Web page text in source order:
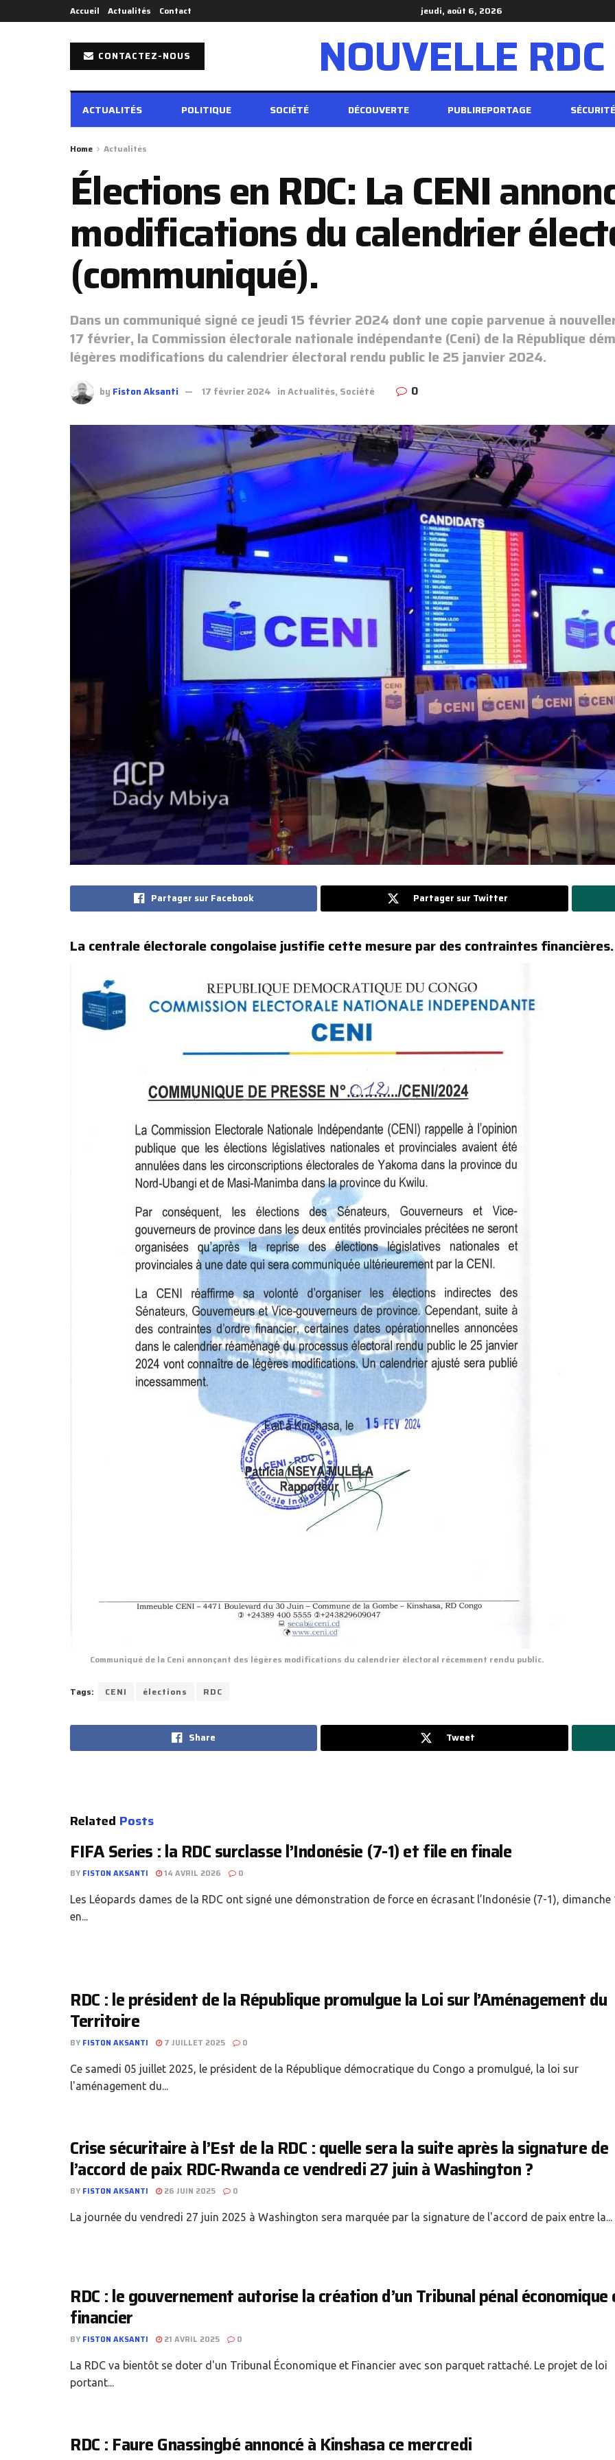
Accueil Actualités Contact jeudi, août 6, 2026
CONTACTEZ-NOUS NOUVELLE RDC
ACTUALITÉS POLITIQUE SOCIÉTÉ DÉCOUVERTE PUBLIREPORTAGE SÉCURITÉ
Home Actualités
Élections en RDC: La CENI
modifications du calendrier
(communiqué).
Dans un communiqué signé ce jeudi 15 février 2024 dont une copie parvenue à
17 février, la Commission électorale nationale indépendante (Ceni) de la République
légères modifications du calendrier électoral rendu public le 25 janvier 2024.
by Fiston Aksanti 17 février 2024 inActualités, Société 0
Partager sur Facebook Partager sur Twitter
La centrale électorale congolaise justifie cette mesure par des contraintes financières.
Communiqué de la Ceni annonçant des légères modifications du calendrier électoral récemment rendu public.
Tags: CENI élections RDC
Share Tweet
Related Posts
FIFA Series : la RDC surclasse l’Indonésie (7-1) et file en finale
BY FISTON AKSANTI 14 AVRIL 2026 0
Les Léopards dames de la RDC ont signé une démonstration de force en écrasant l’Indonésie (7-1), dimanche
en...
RDC : le président de la République promulgue la Loi sur l’Aménagement du
Territoire
BY FISTON AKSANTI 7 JUILLET 2025 0
Ce samedi 05 juillet 2025, le président de la République démocratique du Congo a promulgué, la loi sur
l'aménagement du...
Crise sécuritaire à l’Est de la RDC : quelle sera la suite après la signature de
l’accord de paix RDC-Rwanda ce vendredi 27 juin à Washington ?
BY FISTON AKSANTI 26 JUIN 2025 0
La journée du vendredi 27 juin 2025 à Washington sera marquée par la signature de l'accord de paix entre la...
RDC : le gouvernement autorise la création d’un Tribunal pénal
financier
BY FISTON AKSANTI 21 AVRIL 2025 0
La RDC va bientôt se doter d'un Tribunal Économique et Financier avec son parquet rattaché. Le projet de loi
portant...
RDC : Faure Gnassingbé annoncé à Kinshasa ce mercredi